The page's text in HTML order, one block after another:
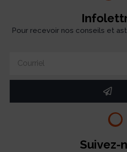
Pour recevoir nos conseils et
Suivez-